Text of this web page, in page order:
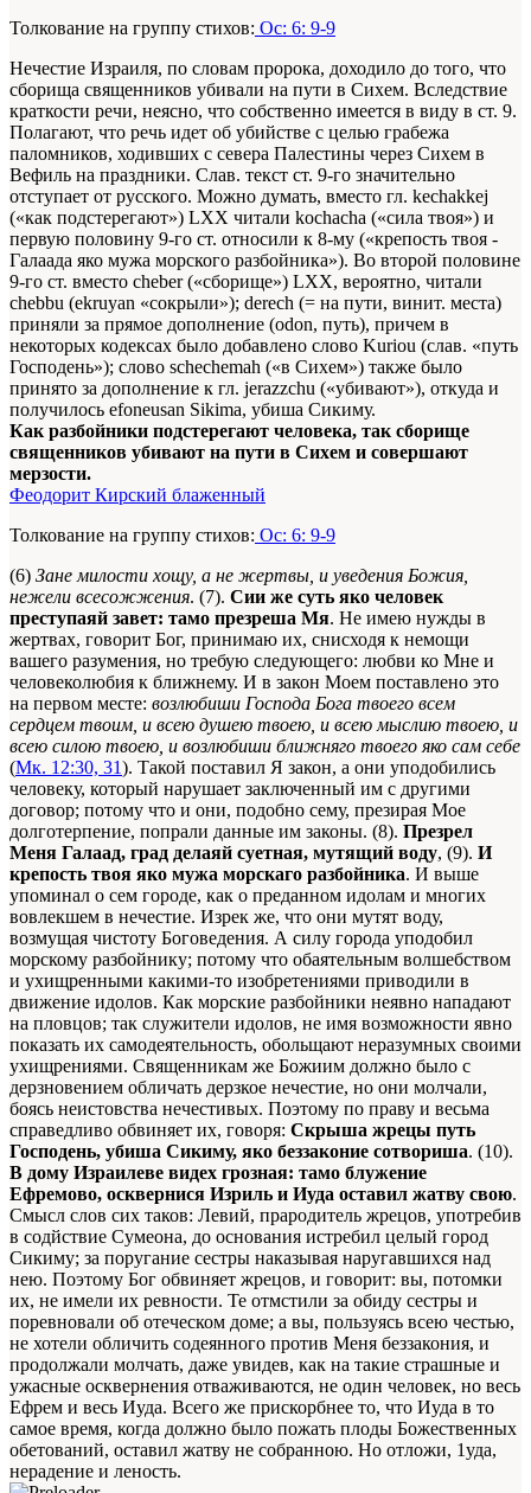
Толкование на группу стихов: Ос: 6: 9-9
Нечестие Израиля, по словам пророка, доходило до того, что
сборища священников убивали на пути в Сихем. Вследствие
краткости речи, неясно, что собственно имеется в виду в ст. 9.
Полагают, что речь идет об убийстве с целью грабежа
паломников, ходивших с севера Палестины через Сихем в
Вефиль на праздники. Слав. текст ст. 9-го значительно
отступает от русского. Можно думать, вместо гл. kechakkej
(«как подстерегают») LXX читали kochacha («сила твоя») и
первую половину 9-го ст. относили к 8-му («крепость твоя -
Галаада яко мужа морского разбойника»). Во второй половине
9-го ст. вместо cheber («сборище») LXX, вероятно, читали
chebbu (ekruyan «сокрыли»); derech (= на пути, винит. места)
приняли за прямое дополнение (odon, путь), причем в
некоторых кодексах было добавлено слово Kuriou (слав. «путь
Господень»); слово schechemah («в Сихем») также было
принято за дополнение к гл. jerazzchu («убивают»), откуда и
получилось efoneusan Sikima, убиша Сикиму.
Как разбойники подстерегают человека, так сборище
священников убивают на пути в Сихем и совершают
мерзости.
Феодорит Кирский блаженный
Толкование на группу стихов: Ос: 6: 9-9
(6) Зане милости хощу, а не жертвы, и уведения Божия,
нежели всесожжения. (7). Сии же суть яко человек
преступаяй завет: тамо презреша Мя. Не имею нужды в
жертвах, говорит Бог, принимаю их, снисходя к немощи
вашего разумения, но требую следующего: любви ко Мне и
человеколюбия к ближнему. И в закон Моем поставлено это
на первом месте: возлюбиши Господа Бога твоего всем
сердцем твоим, и всею душею твоею, и всею мыслию твоею, и
всею силою твоею, и возлюбиши ближняго твоего яко сам себе
(Мк. 12:30, 31). Такой поставил Я закон, а они уподобились
человеку, который нарушает заключенный им с другими
договор; потому что и они, подобно сему, презирая Мое
долготерпение, попрали данные им законы. (8). Презрел
Меня Галаад, град делаяй суетная, мутящий воду, (9). И
крепость твоя яко мужа морскаго разбойника. И выше
упоминал о сем городе, как о преданном идолам и многих
вовлекшем в нечестие. Изрек же, что они мутят воду,
возмущая чистоту Боговедения. А силу города уподобил
морскому разбойнику; потому что обаятельным волшебством
и ухищренными какими-то изобретениями приводили в
движение идолов. Как морские разбойники неявно нападают
на пловцов; так служители идолов, не имя возможности явно
показать их самодеятельность, обольщают неразумных своими
ухищрениями. Священникам же Божиим должно было с
дерзновением обличать дерзкое нечестие, но они молчали,
боясь неистовства нечестивых. Поэтому по праву и весьма
справедливо обвиняет их, говоря: Скрыша жрецы путь
Господень, убиша Сикиму, яко беззаконие сотвориша. (10).
В дому Израилеве видех грозная: тамо блужение
Ефремово, осквернися Изриль и Иуда оставил жатву свою.
Смысл слов сих таков: Левий, прародитель жрецов, употребив
в содйствие Сумеона, до основания истребил целый город
Сикиму; за поругание сестры наказывая наругавшихся над
нею. Поэтому Бог обвиняет жрецов, и говорит: вы, потомки
их, не имели их ревности. Те отмстили за обиду сестры и
поревновали об отеческом доме; а вы, пользуясь всею честью,
не хотели обличить содеянного против Меня беззакония, и
продолжали молчать, даже увидев, как на такие страшные и
ужасные осквернения отваживаются, не один человек, но весь
Ефрем и весь Иуда. Всего же прискорбнее то, что Иуда в то
самое время, когда должно было пожать плоды Божественных
обетований, оставил жатву не собранною. Но отложи, 1уда,
нерадение и леность.